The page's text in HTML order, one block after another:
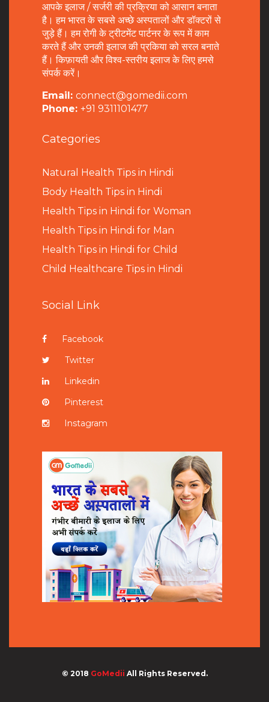
आपके इलाज / सर्जरी की प्रक्रिया को आसान बनाता
है। हम भारत के सबसे अच्छे अस्पतालों और डॉक्टरों से
जुड़े हैं। हम रोगी के ट्रीटमेंट पार्टनर के रूप में काम
करते हैं और उनकी इलाज की प्रकिया को सरल बनाते
हैं। किफ़ायती और विश्व-स्तरीय इलाज के लिए हमसे
संपर्क करें।
Email: connect@gomedii.com
Phone: +91 9311101477
Categories
Natural Health Tips in Hindi
Body Health Tips in Hindi
Health Tips in Hindi for Woman
Health Tips in Hindi for Man
Health Tips in Hindi for Child
Child Healthcare Tips in Hindi
Social Link
Facebook
Twitter
Linkedin
Pinterest
Instagram
© 2018 GoMedii All Rights Reserved.